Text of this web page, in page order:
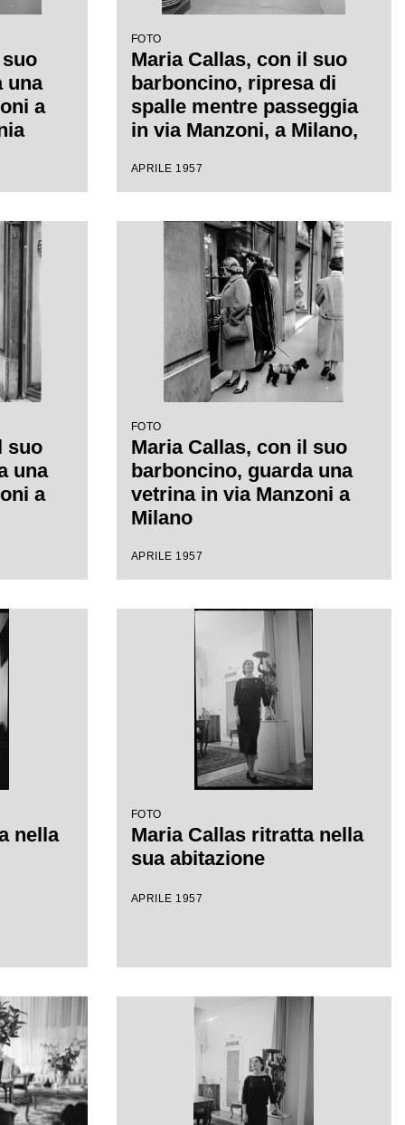
una
a
FOTO
Maria Callas, con il suo
barboncino, ripresa di
spalle mentre passeggia
in via Manzoni, a Milano,
Lomazzi
APRILE 1957
suo
una
a
FOTO
Maria Callas, con il suo
barboncino, guarda una
vetrina in via Manzoni a
Milano
APRILE 1957
nella
FOTO
Maria Callas ritratta nella
sua abitazione
APRILE 1957